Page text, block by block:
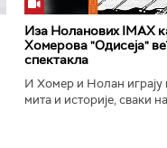
Иза Ноланових IMAX
Хомерова "Одисеја"
спектакла
И Хомер и Нолан играју
мита и историје, сваки